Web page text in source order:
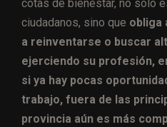
cotas de bienestar, no sólo
ciudadanos, sino que obliga
a reinventarse o buscar
ejerciendo su profesión,
si ya hay pocas
trabajo, fuera de las
provincia aún es más